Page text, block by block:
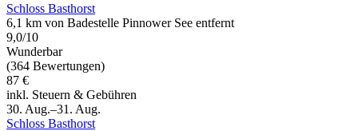
Schloss Basthorst
6,1 km von Badestelle Pinnower See entfernt
9,0/10
Wunderbar
(364 Bewertungen)
87 €
inkl. Steuern & Gebühren
30. Aug.–31. Aug.
Schloss Basthorst